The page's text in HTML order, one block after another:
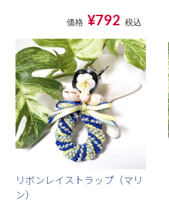
価格 ¥792 税込
リボンレイストラップ（マリ
ン）